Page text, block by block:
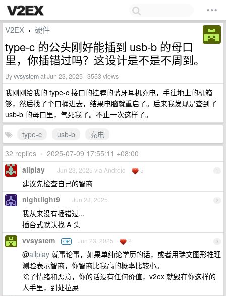
V2EX › 硬件
type-c 的公头刚好能插到 usb-b 的母口
里，你插错过吗？这设计是不是不周到。
Byvvsystemat Jun 23, 2025 · 3553 views
我刚刚给我的 type-c 接口的挂脖的蓝牙耳机充电，手往地上的机箱
够，然后找了个口捅进去，结果电脑就重启了。后来我发现是查到了
usb-b 的母口里，气死我了。不止一次这样了。
type-c
usb-b
充电
32 replies • 2025-07-09 17:55:11 +08:00
1
allplay Jun 23, 2025 via Android 5
建议先检查自己的智商
2
nightlight9 Jun 23, 2025
我从来没有插错过...
插台式默认找 A 头
3
vvsystem OP Jun 23, 2025 2
@allplay 就事论事，如果单纯论学历的话，或者用瑞文图形推理
测验表示智商，你智商比我高的概率比较小。
除了情绪和恶意，你的话没有任何价值，v2ex 就毁在你这样的
人手里，到处拉屎